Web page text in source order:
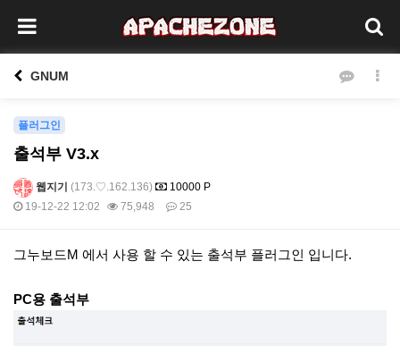
GNUM
플러그인
출석부 V3.x
웹지기 (173.♡.162.136)
10000 P
19-12-22 12:02
75,948 25
본문
그누보드M 에서 사용 할 수 있는 출석부 플러그인 입니다.
PC용 출석부